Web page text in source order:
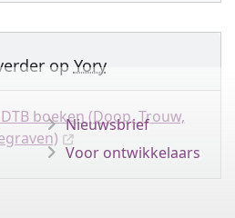
op Yory
boeken (Doop, Trouw,
Nieuwsbrief
Voor ontwikkelaars